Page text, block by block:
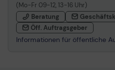
(Mo-Fr 09-12, 13-16 Uhr)
Beratung
Öff. Auftragsgeber
Informationen für öffentliche